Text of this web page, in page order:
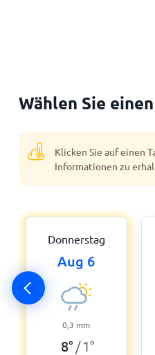
Wählen Sie
Klicken Sie auf einen
Informationen zu
Donnerstag
Aug 6
0,3 mm
8° /1°